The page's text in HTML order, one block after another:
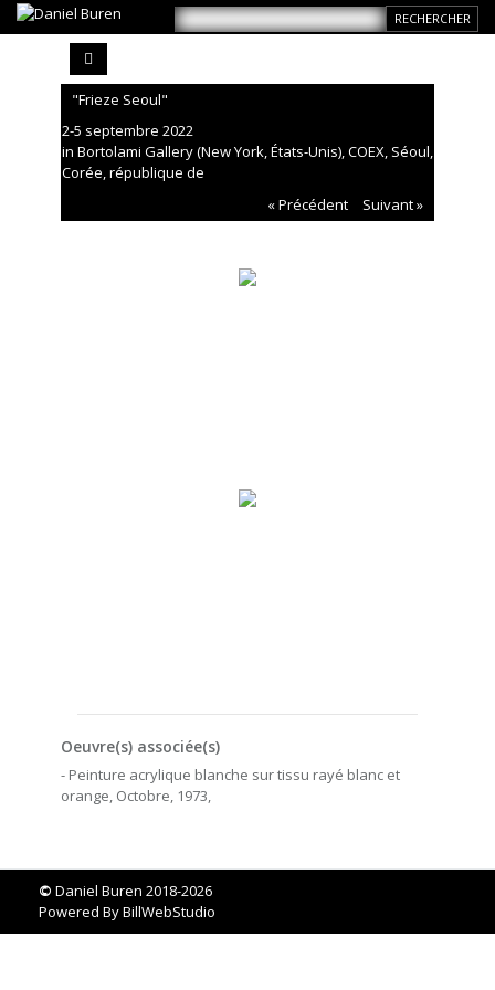
"Frieze Seoul"
2-5 septembre 2022
in Bortolami Gallery (New York, États-Unis), COEX, Séoul,
Corée, république de
« Précédent
Suivant »
Oeuvre(s) associée(s)
- Peinture acrylique blanche sur tissu rayé blanc et
orange, Octobre, 1973,
© Daniel Buren 2018-2026
Powered ByBillWebStudio